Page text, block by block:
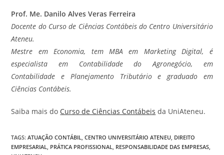
Prof. Me. Danilo Alves Veras Ferreira
Docente do Curso de Ciências Contábeis do Centro Universitário
Ateneu.
Mestre em Economia, tem MBA em Marketing Digital, é
especialista em Contabilidade do Agronegócio, em
Contabilidade e Planejamento Tributário e graduado em
Ciências Contábeis.
Saiba mais do Curso de Ciências Contábeis da UniAteneu.
TAGS:ATUAÇÃO CONTÁBIL, CENTRO UNIVERSITÁRIO ATENEU, DIREITO
EMPRESARIAL, PRÁTICA PROFISSIONAL, RESPONSABILIDADE DAS EMPRESAS,